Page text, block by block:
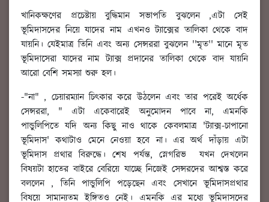
খানিকক্ষণের প্রচেষ্টায় বুদ্ধিমান সভাপতি বুঝলেন ,এটা সেই
ভূমিদাসদের নিয়ে যাদের নাম এখনও ট্যাক্সের তালিকা থেকে বাদ
যায়নি। যেইমাত্র তিনি এবং অন্য সেন্সররা বুঝলেন ''মৃত'' মানে মৃত
ভূমিদাসেরা যাদের নাম ট্যাক্স প্রদানের তালিকা থেকে বাদ যায়নি
আরো বেশি সমস্যা শুরু হল।
-"না" , চেয়ারম্যান চিৎকার করে উঠলেন এবং তার পরেই অর্ধেক
সেন্সররা, " এটা একেবারেই অনুমোদন পাবে না, এমনকি
পান্ডুলিপিতে যদি অন্য কিছু নাও থাকে কেবলমাত্র 'ট্যাক্স-চাপানো
ভূমিদাস' কথাটাও মেনে নেওয়া হবে না। এর অর্থ দাঁড়ায় এটা
ভূমিদাস প্রথার বিরুদ্ধে। শেষ পর্যন্ত, স্নেগরিভ যখন দেখলেন
বিষয়টা হাতের বাইরে বেরিয়ে যাচ্ছে নিজেই সেন্সরদের আশ্বস্ত করে
বললেন , তিনি পান্ডুলিপি পড়েছেন এবং সেখানে ভূমিদাসপ্রথার
বিষয়ে সামান্যতম ইঙ্গিতও নেই। এমনকি এর মধ্যে ভূমিদাসদের